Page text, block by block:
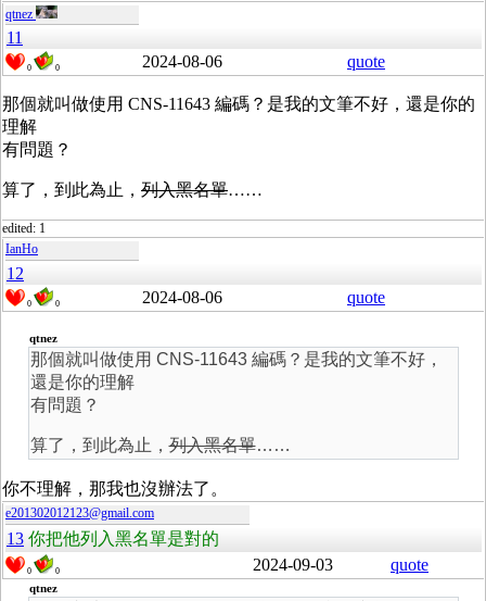
qtnez
11
0 0 2024-08-06 quote
那個就叫做使用 CNS-11643 編碼？是我的文筆不好，還是你的
理解
有問題？
算了，到此為止， 列入黑名單……
edited: 1
IanHo
12
0 0 2024-08-06 quote
qtnez
那個就叫做使用 CNS-11643 編碼？是我的文筆不好，
還是你的理解
有問題？
算了，到此為止，列入黑名單……
你不理解，那我也沒辦法了。
e201302012123@gmail.com
13 你把他列入黑名單是對的
0 0 2024-09-03 quote
qtnez